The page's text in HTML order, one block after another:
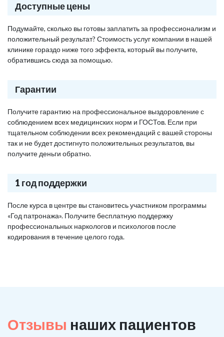
Доступные цены
Подумайте, сколько вы готовы заплатить за профессионализм и
положительный результат? Стоимость услуг компании в нашей
клинике гораздо ниже того эффекта, который вы получите,
обратившись сюда за помощью.
Гарантии
Получите гарантию на профессиональное выздоровление с
соблюдением всех медицинских норм и ГОСТов. Если при
тщательном соблюдении всех рекомендаций с вашей стороны
так и не будет достигнуто положительных результатов, вы
получите деньги обратно.
1 год поддержки
После курса в центре вы становитесь участником программы
«Год патронажа». Получите бесплатную поддержку
профессиональных наркологов и психологов после
кодирования в течение целого года.
Отзывы наших пациентов